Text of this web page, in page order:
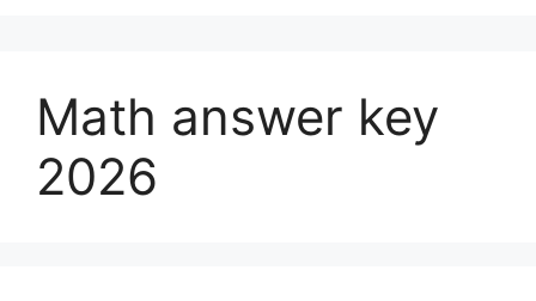
Math answer key
2026